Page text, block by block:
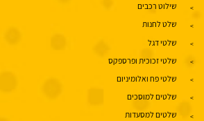
שילוט רכבים
שלט לחנות
שלטי דגל
שלטי זכוכית ופרספקס
שלטי פח ואלומיניום
שלטים למוסכים
שלטים למסעדות